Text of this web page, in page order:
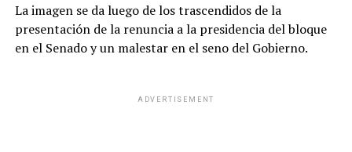
La imagen se da luego de los trascendidos de la
presentación de la renuncia a la presidencia del bloque
en el Senado y un malestar en el seno del Gobierno.
ADVERTISEMENT